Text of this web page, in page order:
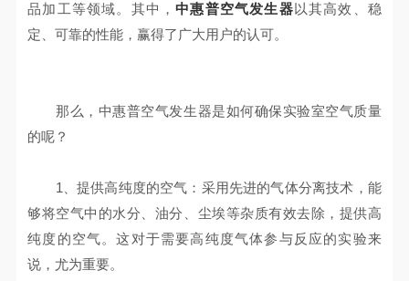
品加工等领域。其中，中惠普空气发生器以其高效、稳
定、可靠的性能，赢得了广大用户的认可。
那么，中惠普空气发生器是如何确保实验室空气质量
的呢？
1、提供高纯度的空气：采用先进的气体分离技术，能
够将空气中的水分、油分、尘埃等杂质有效去除，提供高
纯度的空气。这对于需要高纯度气体参与反应的实验来
说，尤为重要。